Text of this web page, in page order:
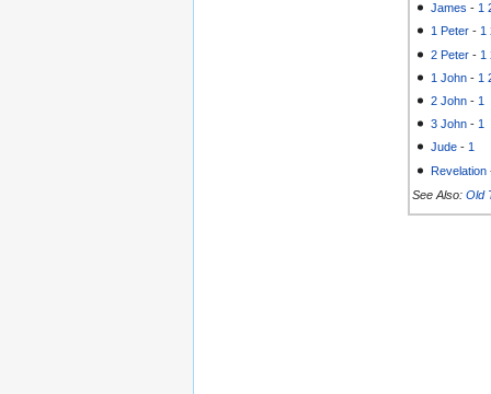
James - 1
1 Peter -1
2 Peter - 1
1 John - 1
2 John - 1
3 John - 1
Jude -1
Revelation
See Also: Old